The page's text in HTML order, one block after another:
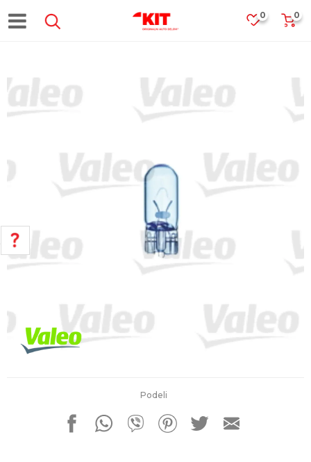
0
0
Podeli
porudžbine
011 4427900
Pišite nam
office@kitcommerce.rs